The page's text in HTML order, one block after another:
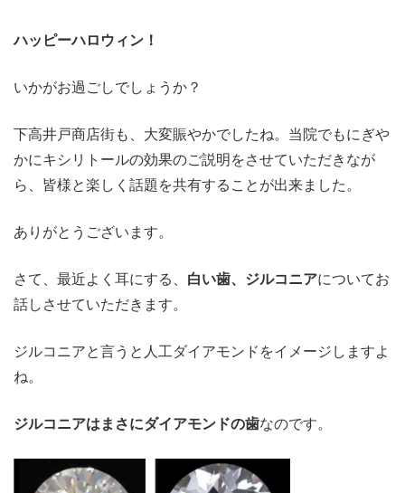
ハッピーハロウィン！
いかがお過ごしでしょうか？
下高井戸商店街も、大変賑やかでしたね。当院でもにぎや
かにキシリトールの効果のご説明をさせていただきなが
ら、皆様と楽しく話題を共有することが出来ました。
ありがとうございます。
さて、最近よく耳にする、 白い歯、ジルコニアについてお
話しさせていただきます。
ジルコニアと言うと人工ダイアモンドをイメージしますよ
ね。
ジルコニアはまさにダイアモンドの歯なのです。